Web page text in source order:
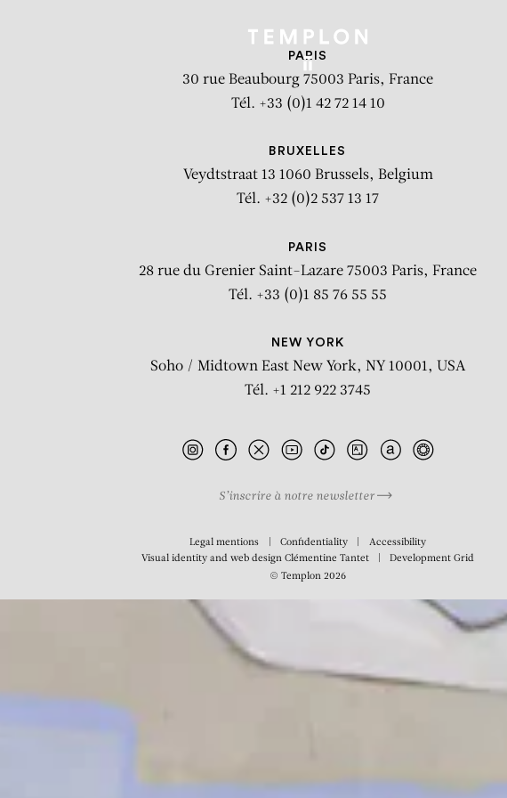
La sortie est à l'interieur
PARIS
30 rue Beaubourg 75003 Paris, France
Tél. +33 (0)1 42 72 14 10
BRUXELLES
Veydtstraat 13 1060 Brussels, Belgium
Tél. +32 (0)2 537 13 17
PARIS
28 rue du Grenier Saint-Lazare 75003 Paris, France
Tél. +33 (0)1 85 76 55 55
NEW YORK
Soho / Midtown East New York, NY 10001, USA
Tél. +1 212 922 3745
S’inscrire à notre newsletter
Legal mentions Confidentiality
Accessibility
Visual identity and web design Clémentine Tantet DevelopmentGrid
© Templon 2026